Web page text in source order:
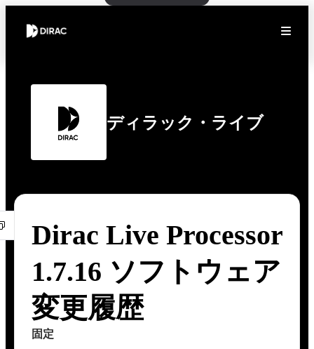
ディラック・ライブ
Dirac Live Processor
1.7.16 ソフトウェア
変更履歴
固定